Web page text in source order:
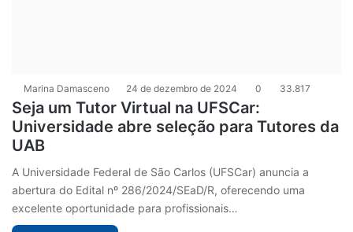
Marina Damasceno 24 de dezembro de 2024 0 33.817
Seja um Tutor Virtual na UFSCar:
Universidade abre seleção para Tutores da
UAB
A Universidade Federal de São Carlos (UFSCar) anuncia a
abertura do Edital nº 286/2024/SEaD/R, oferecendo uma
excelente oportunidade para profissionais…